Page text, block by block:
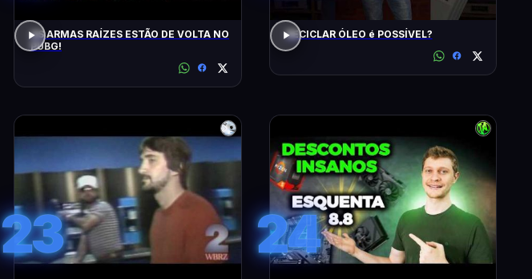
AS ARMAS RAÍZES ESTÃO DE VOLTA NO
PUBG!
RECICLAR ÓLEO é POSSÍVEL?
23 24